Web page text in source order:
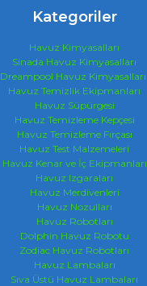
Kategoriler
Havuz Kimyasalları
Sinada Havuz Kimyasalları
Dreampool Havuz Kimyasalları
Havuz Temizlik Ekipmanları
Havuz Süpürgesi
Havuz Temizleme Kepçesi
Havuz Temizleme Fırçası
Havuz Test Malzemeleri
Havuz Kenar ve İç Ekipmanları
Havuz Izgaraları
Havuz Merdivenleri
Havuz Nozulları
Havuz Robotları
Dolphin Havuz Robotu
Zodiac Havuz Robotları
Havuz Lambaları
Sıva Üstü Havuz Lambaları